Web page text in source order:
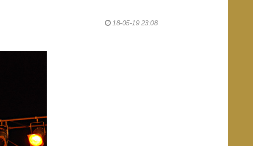
18-05-19 23:08